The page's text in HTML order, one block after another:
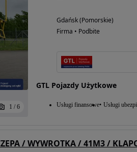
1 / 6
Gdańsk (Pomorskie)
Firma • Podbite
GTL Pojazdy Użytkowe
Usługi finansowe Usługi